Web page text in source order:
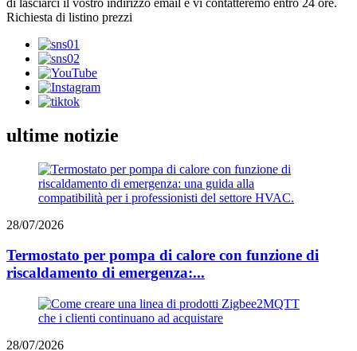
Richiesta di listino prezzi
ultime notizie
28/07/2026
Termostato per pompa di calore con funzione di
riscaldamento di emergenza:...
28/07/2026